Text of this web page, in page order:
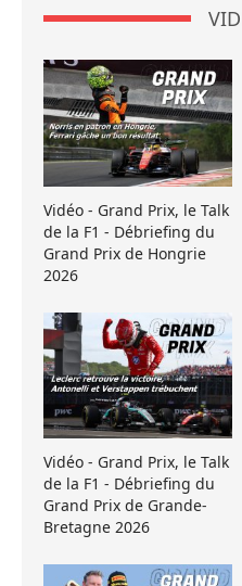
Vidéo - Grand Prix, le Talk
de la F1 - Débriefing du
Grand Prix de Hongrie
2026
Vidéo - Grand Prix, le Talk
de la F1 - Débriefing du
Grand Prix de Grande-
Bretagne 2026